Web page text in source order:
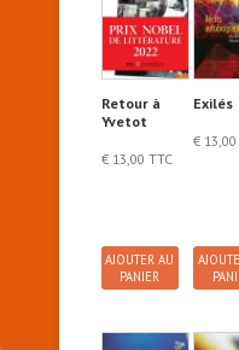
Retour à
Yvetot
€ 13,00 TTC
AJOUTER AU
PANIER
Exilés
€ 13,00